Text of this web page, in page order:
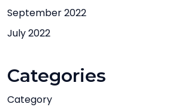
September 2022
July 2022
Categories
Category